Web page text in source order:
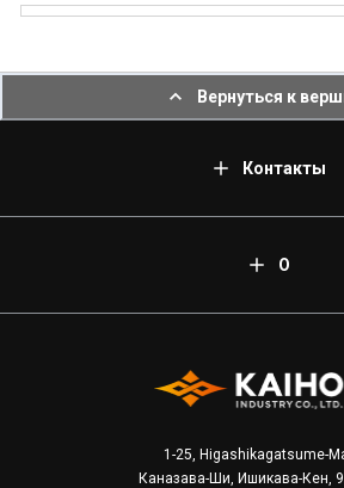
Вернуться к
Контакты
О
1-25, Higashikagatsume-
Каназава-Ши, Ишикава-Кен,